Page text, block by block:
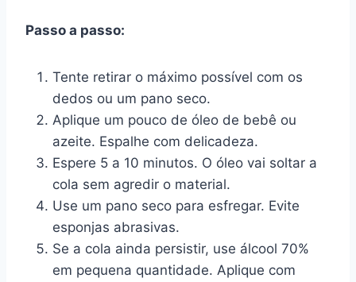
Passo a passo:
Tente retirar o máximo possível com os
dedos ou um pano seco.
Aplique um pouco de óleo de bebê ou
azeite. Espalhe com delicadeza.
Espere 5 a 10 minutos. O óleo vai soltar a
cola sem agredir o material.
Use um pano seco para esfregar. Evite
esponjas abrasivas.
Se a cola ainda persistir, use álcool 70%
em pequena quantidade. Aplique com